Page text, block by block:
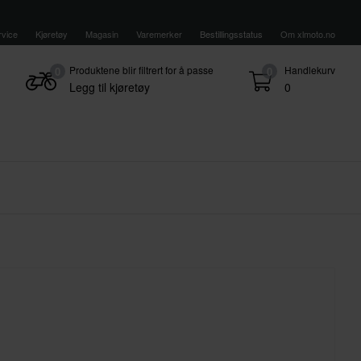
Kjøretøy Magasin Varemerker Bestillingsstatus Om xlmoto.no
0 Handlekurv
0
Produktene blir filtrert for å passe
Legg til kjøretøy